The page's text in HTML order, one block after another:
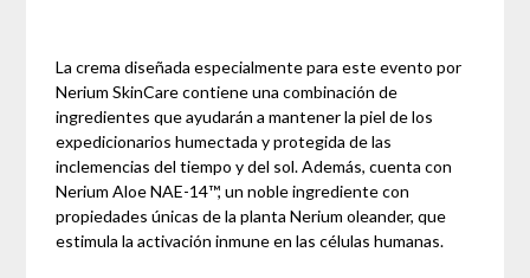
La crema diseñada especialmente para este evento por
Nerium SkinCare contiene una combinación de
ingredientes que ayudarán a mantener la piel de los
expedicionarios humectada y protegida de las
inclemencias del tiempo y del sol. Además, cuenta con
Nerium Aloe NAE-14™, un noble ingrediente con
propiedades únicas de la planta Nerium oleander, que
estimula la activación inmune en las células humanas.